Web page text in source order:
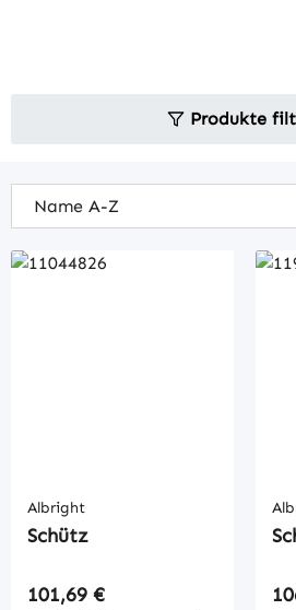
Produkte
Albright
Schütz
Regulärer Preis:
101,69 €